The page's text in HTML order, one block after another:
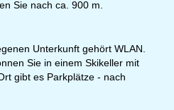
Sie nach ca. 900 m.
Unterkunft gehört WLAN.
Sie in einem Skikeller mit
gibt es Parkplätze - nach